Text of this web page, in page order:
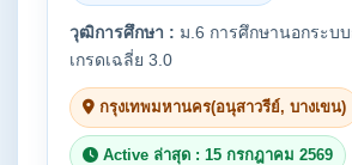
วุฒิการศึกษา : ม.6 การศึกษานอกระบ
เกรดเฉลี่ย 3.0
กรุงเทพมหานคร(อนุสาวรีย์, บางเขน)
Active ล่าสุด : 15 กรกฎาคม 2569